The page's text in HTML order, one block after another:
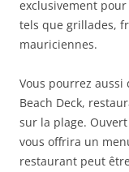
exclusivement
tels que grillades,
mauriciennes.
Vous pourrez
Beach Deck,
sur la plage.
vous offrira un
restaurant peut